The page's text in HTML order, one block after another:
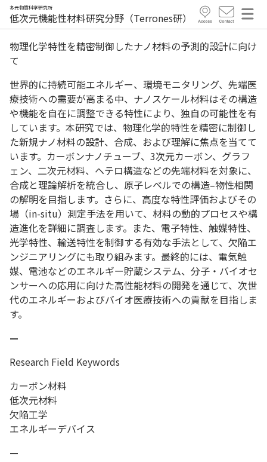
多元物質科学研究所
低次元機能性材料研究分野（Terrones研）
物理化学特性を精密制御したナノ材料の予測的設計に向け
て
世界的に持続可能エネルギー、環境モニタリング、先端医
療技術への需要が高まる中、ナノスケール材料はその構造
や機能を自在に調整できる特性により、独自の可能性を有
しています。本研究では、物理化学的特性を精密に制御し
た新規ナノ材料の設計、合成、および理解に焦点を当てて
います。カーボンナノチューブ、3次元カーボン、グラフ
ェン、二次元材料、ヘテロ構造などの先端材料を対象に、
合成と理論解析を統合し、原子レベルでの構造–物性相関
の解明を目指します。さらに、高度な特性評価およびその
場（in-situ）測定手法を用いて、材料の動的プロセスや構
造進化を詳細に調査します。また、電子特性、触媒特性、
光学特性、輸送特性を制御する有効な手法として、欠陥エ
ンジニアリングにも取り組みます。最終的には、電気触
媒、電池などのエネルギー貯蔵システム、分子・バイオセ
ンサーへの応用に向けた高性能材料の開発を通じて、次世
代のエネルギーおよびバイオ医療技術への貢献を目指しま
す。
—
Research Field Keywords
カーボン材料
低次元材料
欠陥工学
エネルギーデバイス
—